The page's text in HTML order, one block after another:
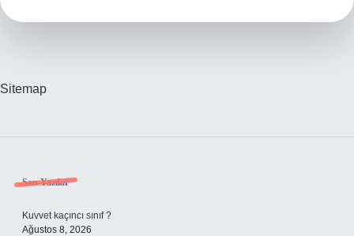
Sitemap
Sidebar
Son Yazılar
Kuvvet kaçıncı sınıf ?
Ağustos 8, 2026